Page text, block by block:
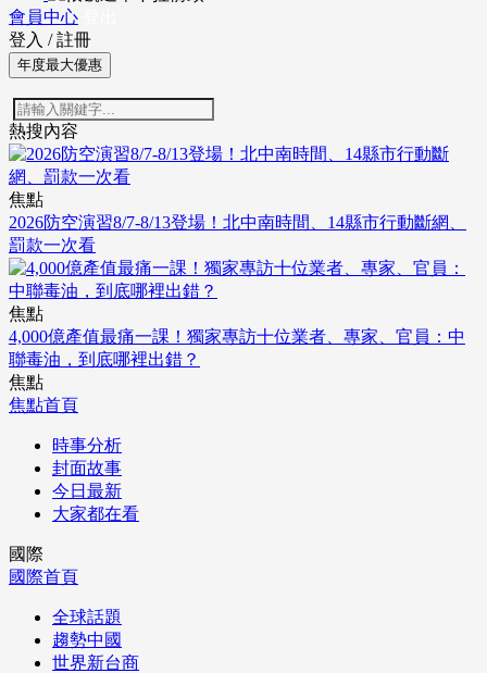
會員中心
登入 / 註冊
年度最大優惠
熱搜內容
焦點
2026防空演習8/7-8/13登場！北中南時間、14縣市行動斷網、
罰款一次看
焦點
4,000億產值最痛一課！獨家專訪十位業者、專家、官員：中
聯毒油，到底哪裡出錯？
焦點
焦點首頁
時事分析
封面故事
今日最新
大家都在看
國際
國際首頁
全球話題
趨勢中國
世界新台商